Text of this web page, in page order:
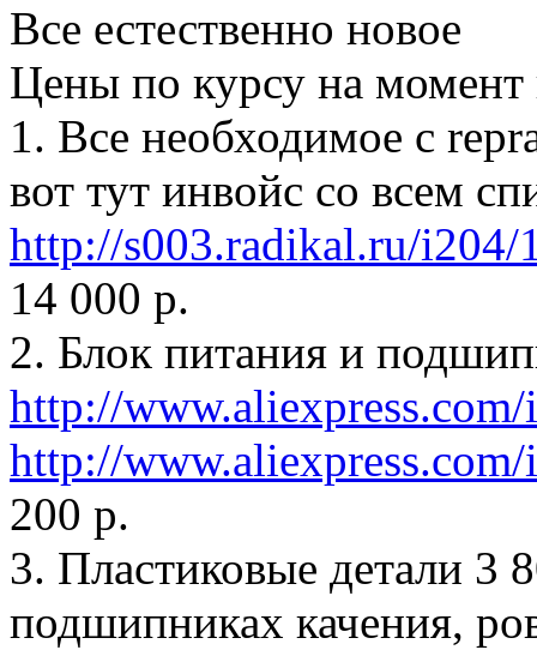
Все естественно новое
Цены по курсу на момент
1. Все необходимое с
вот тут инвойс со всем
http://s003.radikal.ru/i204/
14 000 р.
2. Блок питания и
http://
http://
200 р.
3. Пластиковые детали 3
подшипниках качения,